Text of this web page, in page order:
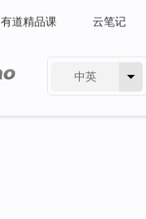
有道精品课 云笔记
中英